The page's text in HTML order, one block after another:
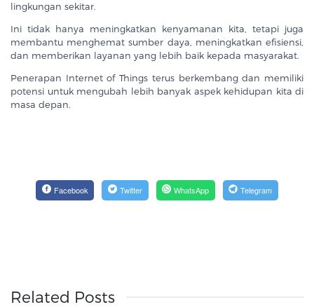
lingkungan sekitar.
Ini tidak hanya meningkatkan kenyamanan kita, tetapi juga
membantu menghemat sumber daya, meningkatkan efisiensi,
dan memberikan layanan yang lebih baik kepada masyarakat.
Penerapan Internet of Things terus berkembang dan memiliki
potensi untuk mengubah lebih banyak aspek kehidupan kita di
masa depan.
Facebook Twitter WhatsApp Telegram
Related Posts